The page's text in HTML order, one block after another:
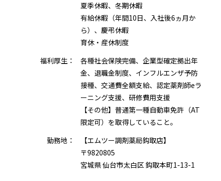
夏季休暇、冬期休暇
有給休暇（年間10日、入社後6ヵ月か
ら）、慶弔休暇
育休・産休制度
福利厚生：
各種社会保険完備、企業型確定拠出年
金、退職金制度、インフルエンザ予防
接種、交通費全額支給、認定薬剤師eラ
ーニング支援、研修費用支援
【その他】普通第一種自動車免許（AT
限定可）を取得していること。
勤務地：
【エムツー調剤薬局鈎取店】
〒9820805
宮城県 仙台市太白区 鈎取本町1-13-1